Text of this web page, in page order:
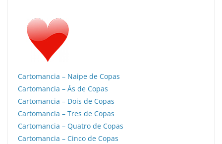
Cartomancia – Naipe de Copas
Cartomancia – Ás de Copas
Cartomancia – Dois de Copas
Cartomancia – Tres de Copas
Cartomancia – Quatro de Copas
Cartomancia – Cinco de Copas